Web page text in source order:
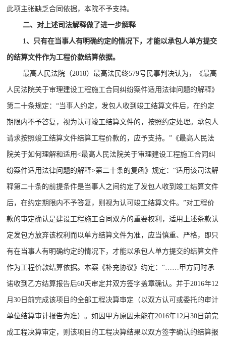
此项主张缺乏合同依据，本院不予支持。
二、对上述司法解释做了进一步解释
1、只有在当事人有明确约定的情况下，才能以承包人单方提交
的结算文件作为工程价款结算依据。
最高人民法院（2018）最高法民终579号民事判决认为，《最高
人民法院关于审理建设工程施工合同纠纷案件适用法律问题的解释》
第二十条规定：“当事人约定，发包人收到竣工结算文件后，在约定
期限内不予答复，视为认可竣工结算文件的，按照约定处理。承包人
请求按照竣工结算文件结算工程价款的，应予支持。”《最高人民法
院关于如何理解和适用<最高人民法院关于审理建设工程施工合同纠
纷案件适用法律问题的解释>第二十条的复函》规定：“适用该司法解
释第二十条的前提条件是当事人之间约定了发包人收到竣工结算文件
后，在约定期限内不予答复，则视为认可竣工结算文件。”对工程价
款的审定确认是建设工程施工合同双方的重要权利，适用上述条款认
定发包方放弃该权利而以单方结算文件为准，应当慎重、严格，即只
有在当事人有明确约定的情况下，才能以承包人单方提交的结算文件
作为工程价款结算依据。本案《补充协议》约定：“……甲方同时承
诺收到乙方结算报告后60天审定并双方签字盖章确认。并于2016年12
月30日前完成该项目的全部工程决算审定（以双方认可或委托的审计
单位结算审计报告为准）。如因甲方原因未能在2016年12月30日前完
成工程决算审定，则该项目的工程决算结果以双方签字确认的结算报